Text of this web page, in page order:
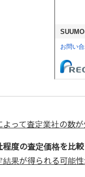
よって査定業社の数
程度の査定価格を比較
果が得られる可能性